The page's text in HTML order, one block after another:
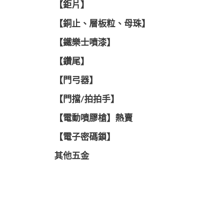
【鉅片】
【銅止、層板粒、母珠】
【鐵樂士噴漆】
【鑽尾】
【門弓器】
【門擋/拍拍手】
【電動噴膠槍】熱賣
【電子密碼鎖】
其他五金